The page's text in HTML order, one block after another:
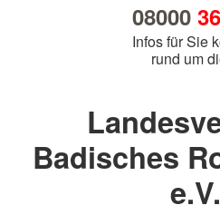
08000
Infos für Sie
rund um
Badisches
e.V.